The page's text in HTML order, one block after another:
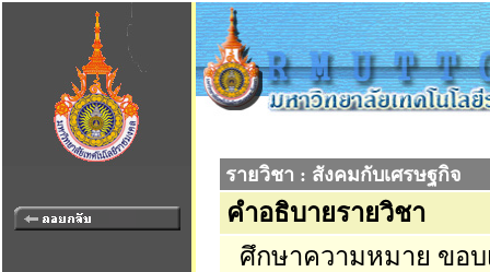
รายวิชา : สังคมกับเศรษฐกิจ
คำอธิบายรายวิชา
ศึกษาความหมาย ขอบ